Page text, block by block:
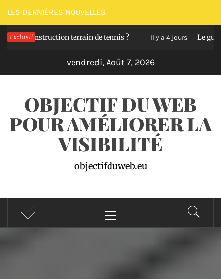
Passer
au
contenu
LES DERNIÈRES NOUVELLES
Exclusif
construction terrain de tennis ? Il y a 4 jours Le guide pour
vendredi, Août 7, 2026
OBJECTIF DU WEB
POUR AMÉLIORER LA
VISIBILITÉ
objectifduweb.eu
principal